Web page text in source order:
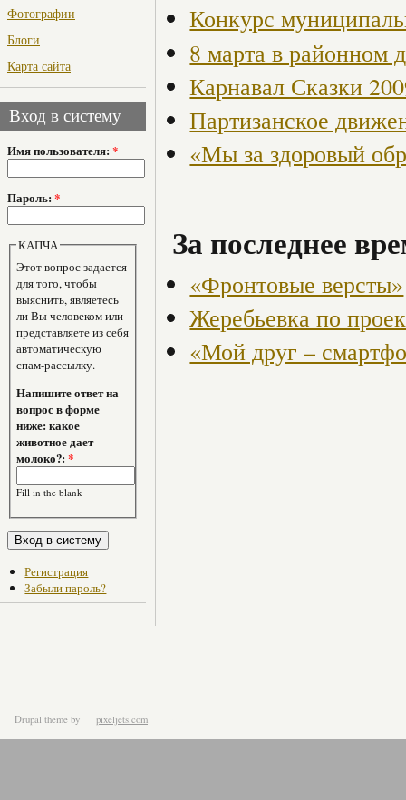
Фотографии
Блоги
Карта сайта
Вход в систему
Имя пользователя: *
Пароль: *
КАПЧА
Этот вопрос задается
для того, чтобы
выяснить, являетесь
ли Вы человеком или
представляете из себя
автоматическую
спам-рассылку.
Напишите ответ на
вопрос в форме
ниже: какое
животное дает
молоко?:*
Fill in the blank
Регистрация
Забыли пароль?
Конкурс
8 марта в районном
Карнавал Сказки
Партизанское
«Мы за здоровый
За последнее
«Фронтовые версты»
Жеребьевка по
«Мой друг –
Drupal theme by pixeljets.com